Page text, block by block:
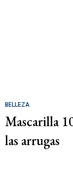
BELLEZA
Mascarilla
las arrugas